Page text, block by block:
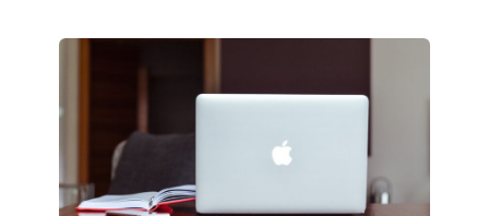
ПОМОГАЮТ
СОЗДАВАТЬ
БЕЗ